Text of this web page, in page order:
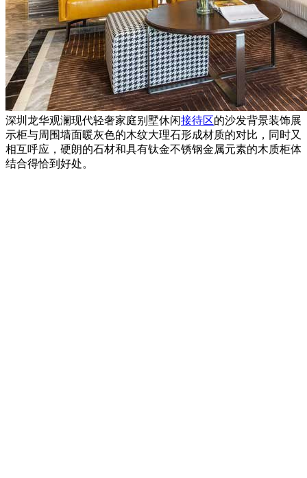
深圳龙华观澜现代轻奢家庭别墅休闲接待区的沙发背景装饰展
示柜与周围墙面暖灰色的木纹大理石形成材质的对比，同时又
相互呼应，硬朗的石材和具有钛金不锈钢金属元素的木质柜体
结合得恰到好处。